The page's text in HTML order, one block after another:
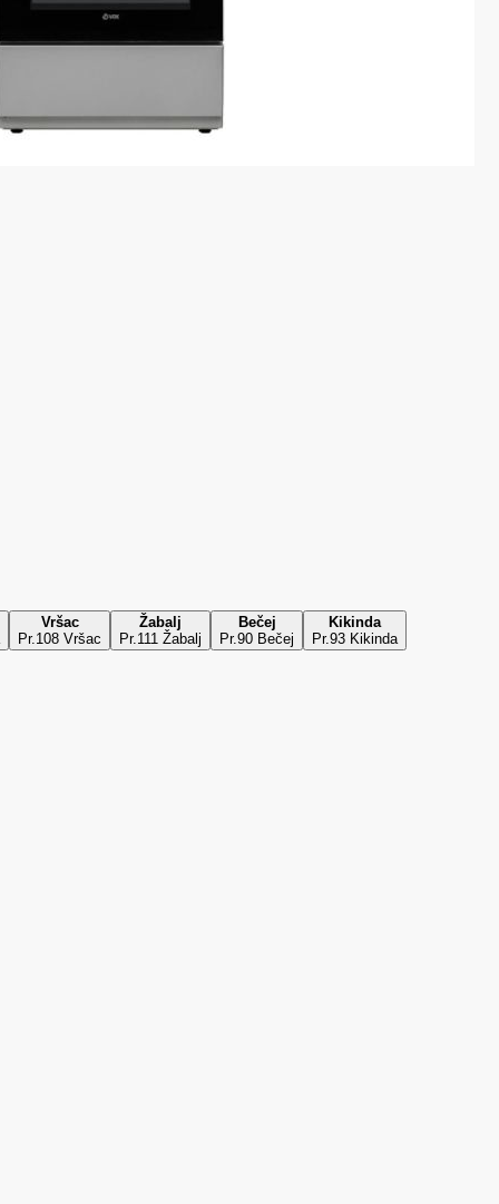
Vršac
Pr.108 Vršac
Žabalj
Pr.111 Žabalj
Bečej
Pr.90 Bečej
Kikinda
Pr.93 Kikinda